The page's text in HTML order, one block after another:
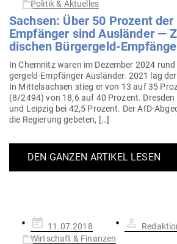
Politik & Aktuelles
Sachsen: Über 50 Prozent
Emp­fänger sind Aus­länder —
di­schen Bür­gergeld-
In Chemnitz waren im Dezember 2024
gergeld-Emp­­fänger Aus­länder. 2021 lag
In Mit­tel­sachsen stieg er von 13 auf 35
(8/2494) von 18,6 auf 40 Prozent. Dresden
und Leipzig bei 42,5 Prozent. Der AfD-
die Regierung gebeten, […]
DEN GANZEN ARTIKEL LESEN
Gepostet
am
11.07.2018
Wirtschaft & Finanzen